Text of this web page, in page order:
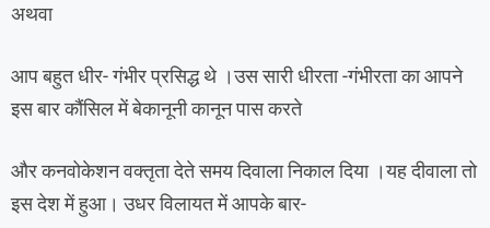
अथवा
आप बहुत धीर- गंभीर प्रसिद्ध थे ।उस सारी धीरता -गंभीरता का आपने
इस बार कौंसिल में बेकानूनी कानून पास करते
और कनवोकेशन वक्‍तृता देते समय दिवाला निकाल दिया ।यह दीवाला तो
इस देश में हुआ। उधर विलायत में आपके बार-